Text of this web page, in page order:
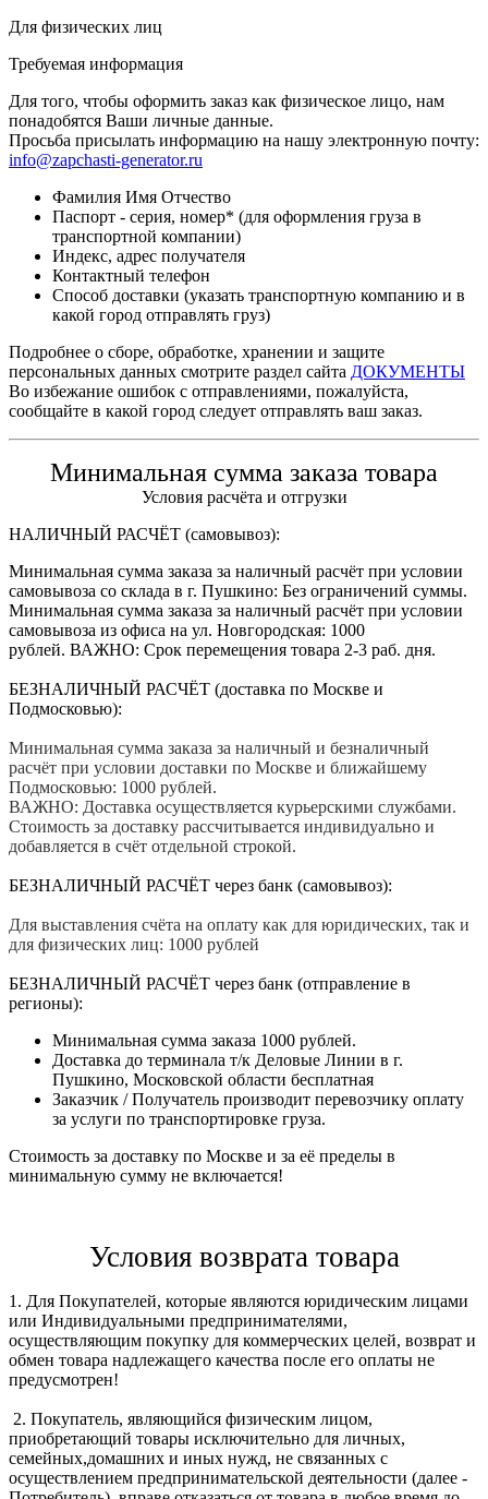
Для физических лиц
Требуемая информация
Для того, чтобы оформить заказ как физическое лицо, нам
понадобятся Ваши личные данные.
Просьба присылать информацию на нашу электронную почту:
info@zapchasti-generator.ru
Фамилия Имя Отчество
Паспорт - серия, номер* (для оформления груза в
транспортной компании)
Индекс, адрес получателя
Контактный телефон
Способ доставки (указать транспортную компанию и в
какой город отправлять груз)
Подробнее о сборе, обработке, хранении и защите
персональных данных смотрите раздел сайта ДОКУМЕНТЫ
Во избежание ошибок с отправлениями, пожалуйста,
сообщайте в какой город следует отправлять ваш заказ.
Минимальная сумма заказа товара
Условия расчёта и отгрузки
НАЛИЧНЫЙ РАСЧЁТ (самовывоз):
Минимальная сумма заказа за наличный расчёт при условии
самовывоза со склада в г. Пушкино: Без ограничений суммы.
Минимальная сумма заказа за наличный расчёт при условии
самовывоза из офиса на ул. Новгородская: 1000
рублей. ВАЖНО: Срок перемещения товара 2-3 раб. дня.
БЕЗНАЛИЧНЫЙ РАСЧЁТ (доставка по Москве и
Подмосковью):
Минимальная сумма заказа за наличный и безналичный
расчёт при условии доставки по Москве и ближайшему
Подмосковью: 1000 рублей.
ВАЖНО: Доставка осуществляется курьерскими службами.
Стоимость за доставку рассчитывается индивидуально и
добавляется в счёт отдельной строкой.
БЕЗНАЛИЧНЫЙ РАСЧЁТ через банк (самовывоз):
Для выставления счёта на оплату как для юридических, так и
для физических лиц: 1000 рублей
БЕЗНАЛИЧНЫЙ РАСЧЁТ через банк (отправление в
регионы):
Минимальная сумма заказа 1000 рублей.
Доставка до терминала т/к Деловые Линии в г.
Пушкино, Московской области бесплатная
Заказчик / Получатель производит перевозчику оплату
за услуги по транспортировке груза.
Стоимость за доставку по Москве и за её пределы в
минимальную сумму не включается!
Условия возврата товара
1. Для Покупателей, которые являются юридическим лицами
или Индивидуальными предпринимателями,
осуществляющим покупку для коммерческих целей, возврат и
обмен товара надлежащего качества после его оплаты не
предусмотрен!
2. Покупатель, являющийся физическим лицом,
приобретающий товары исключительно для личных,
семейных,домашних и иных нужд, не связанных с
осуществлением предпринимательской деятельности (далее -